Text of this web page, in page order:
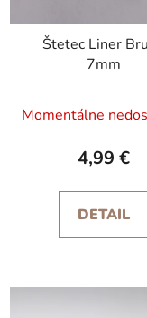
Štetec Liner
7mm
Momentálne
4,99 €
DETAIL